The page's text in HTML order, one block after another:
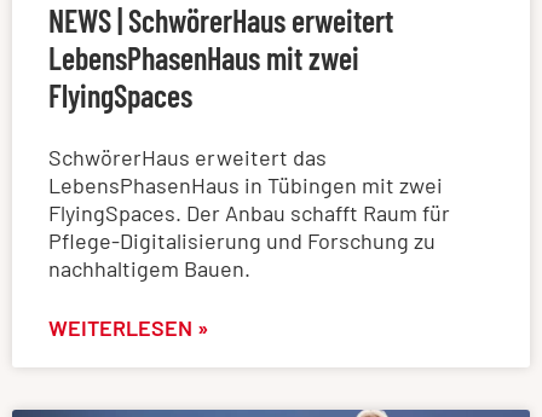
NEWS | SchwörerHaus erweitert
LebensPhasenHaus mit zwei
FlyingSpaces
SchwörerHaus erweitert das
LebensPhasenHaus in Tübingen mit zwei
FlyingSpaces. Der Anbau schafft Raum für
Pflege-Digitalisierung und Forschung zu
nachhaltigem Bauen.
WEITERLESEN »